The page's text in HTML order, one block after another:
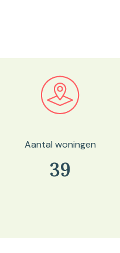
Bekijk in onze kaartviewer
Aantal woningen
39